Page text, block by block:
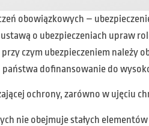
obowiązkowych –
o ubezpieczeniach upraw
czym ubezpieczeniem
dofinansowanie do
ochrony, zarówno w ujęciu
nie obejmuje stałych